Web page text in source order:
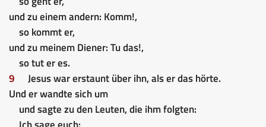
und zu einem andern: Komm!,
so kommt er,
und zu meinem Diener: Tu das!,
so tut er es.
9
Jesus war erstaunt über ihn, als er das hörte.
Und er wandte sich um
und sagte zu den Leuten, die ihm folgten: